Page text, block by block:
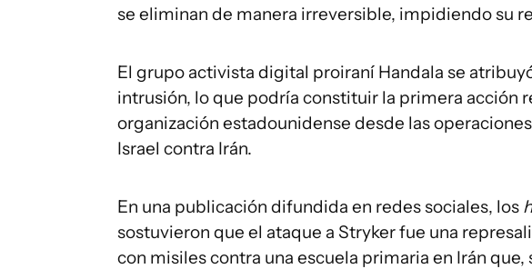
se eliminan de manera irreversible, impidiendo su
El grupo activista digital proiraní Handala se
intrusión, lo que podría constituir la primera acción
organización estadounidense desde las
Israel contra Irán.
En una publicación difundida en redes sociales, los
sostuvieron que el ataque a Stryker fue una
con misiles contra una escuela primaria en Irán